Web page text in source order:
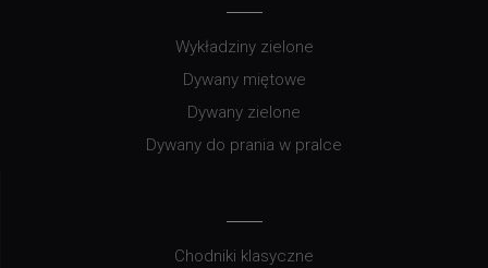
Wykładziny zielone
Dywany miętowe
Dywany zielone
Dywany do prania w pralce
Chodniki klasyczne